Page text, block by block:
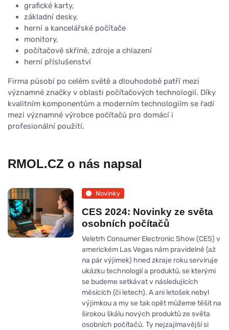
grafické karty,
základní desky,
herní a kancelářské počítače
monitory,
počítačové skříně, zdroje a chlazení
herní příslušenství
Firma působí po celém světě a dlouhodobě patří mezi
významné značky v oblasti počítačových technologií. Díky
kvalitním komponentům a moderním technologiím se řadí
mezi významné výrobce počítačů pro domácí i
profesionální použití.
RMOL.CZ o nás napsal
Novinky
CES 2024: Novinky ze světa
osobních počítačů
Veletrh Consumer Electronic Show (CES) v
americkém Las Vegas nám pravidelně (až
na pár výjimek) hned zkraje roku servíruje
ukázku technologií a produktů, se kterými
se budeme setkávat v následujících
měsících (či letech). A ani letošek nebyl
výjimkou a my se tak opět můžeme těšit na
širokou škálu nových produktů ze světa
osobních počítačů. Ty nejzajímavější si